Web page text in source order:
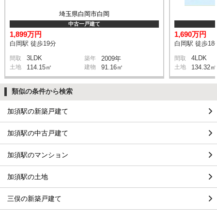
埼玉県白岡市白岡
中古一戸建て
1,899万円
白岡駅 徒歩19分
間取 3LDK 築年 2009年
土地 114.15㎡ 建物 91.16㎡
1,690万円
白岡駅 徒歩18
間取 4LDK
土地 134.32㎡
類似の条件から検索
加須駅の新築戸建て
加須駅の中古戸建て
加須駅のマンション
加須駅の土地
三俣の新築戸建て